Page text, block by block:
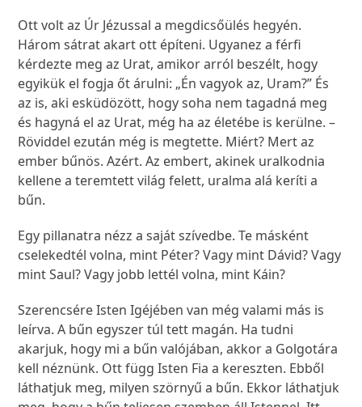
Ott volt az Úr Jézussal a megdicsőülés hegyén.
Három sátrat akart ott építeni. Ugyanez a férfi
kérdezte meg az Urat, amikor arról beszélt, hogy
egyikük el fogja őt árulni: „Én vagyok az, Uram?” És
az is, aki esküdözött, hogy soha nem tagadná meg
és hagyná el az Urat, még ha az életébe is kerülne. –
Röviddel ezután még is megtette. Miért? Mert az
ember bűnös. Azért. Az embert, akinek uralkodnia
kellene a teremtett világ felett, uralma alá keríti a
bűn.
Egy pillanatra nézz a saját szívedbe. Te másként
cselekedtél volna, mint Péter? Vagy mint Dávid? Vagy
mint Saul? Vagy jobb lettél volna, mint Káin?
Szerencsére Isten Igéjében van még valami más is
leírva. A bűn egyszer túl tett magán. Ha tudni
akarjuk, hogy mi a bűn valójában, akkor a Golgotára
kell néznünk. Ott függ Isten Fia a kereszten. Ebből
láthatjuk meg, milyen szörnyű a bűn. Ekkor láthatjuk